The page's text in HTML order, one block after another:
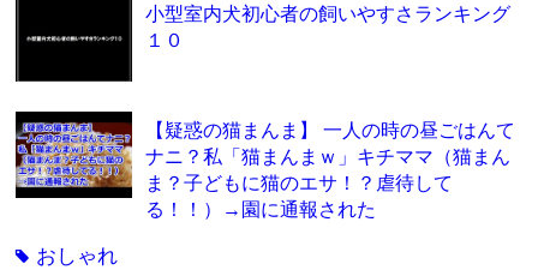
小型室内犬初心者の飼いやすさランキング
１０
【疑惑の猫まんま】 一人の時の昼ごはんて
ナニ？私「猫まんまｗ」キチママ（猫まん
ま？子どもに猫のエサ！？虐待して
る！！）→園に通報された
tag おしゃれ